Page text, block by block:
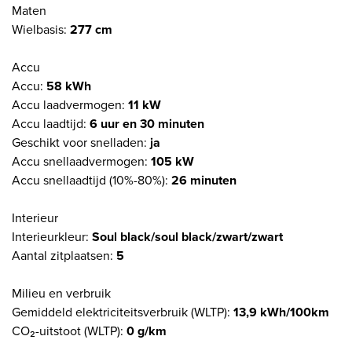
Maten
Wielbasis: 277 cm
Accu
Accu: 58 kWh
Accu laadvermogen: 11 kW
Accu laadtijd: 6 uur en 30 minuten
Geschikt voor snelladen: ja
Accu snellaadvermogen: 105 kW
Accu snellaadtijd (10%-80%): 26 minuten
Interieur
Interieurkleur: Soul black/soul black/zwart/zwart
Aantal zitplaatsen: 5
Milieu en verbruik
Gemiddeld elektriciteitsverbruik (WLTP): 13,9 kWh/100km
CO₂-uitstoot (WLTP): 0 g/km